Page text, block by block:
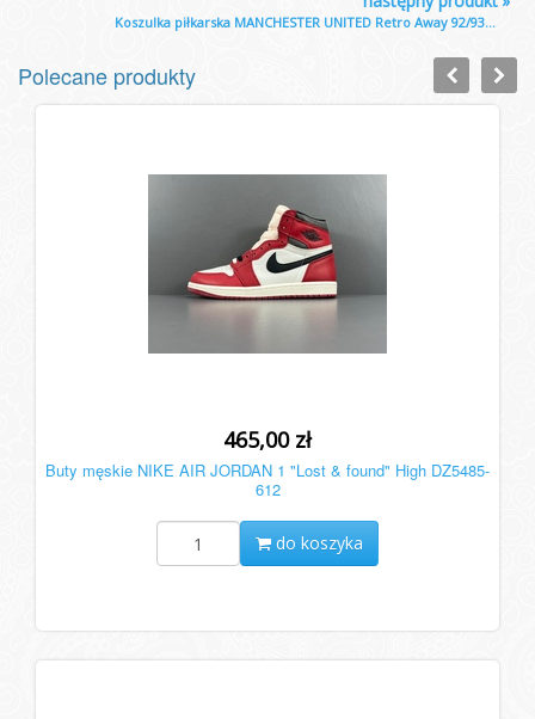
Koszulka piłkarska MANCHESTER UNITED Retro Away 92/93...
Polecane produkty
465,00 zł
Buty męskie NIKE AIR JORDAN 1 "Lost & found" High DZ5485-
612
do koszyka